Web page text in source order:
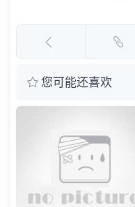
您可能还喜欢